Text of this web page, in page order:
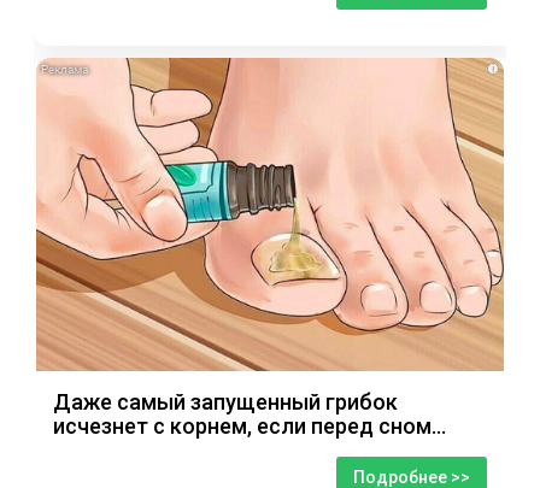
i
Даже самый запущенный грибок
исчезнет с корнем, если перед сном…
Подробнее >>